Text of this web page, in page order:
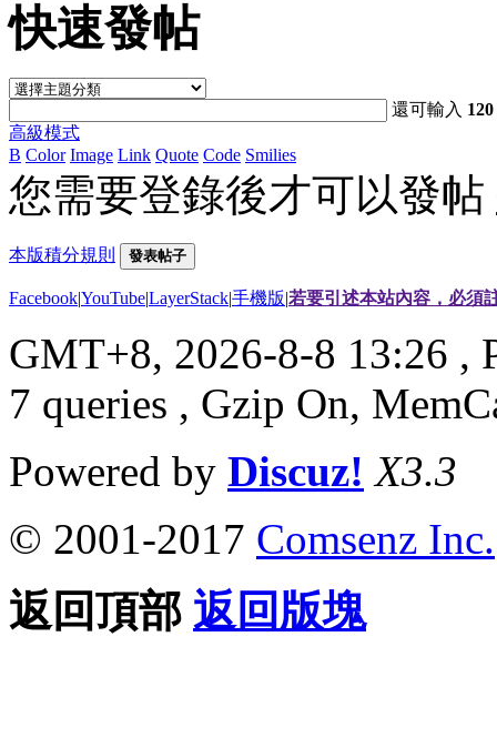
快速發帖
還可輸入 120
高級模式
B Color Image Link Quote Code Smilies
您需要登錄後才可以發帖
本版積分規則 發表帖子
Facebook|YouTube|LayerStack|手機版|若要引述本站內容，必須
GMT+8, 2026-8-8 13:26 ,
7 queries , Gzip On,
Powered by Discuz! X3.3
© 2001-2017 Comsenz Inc.
返回頂部 返回版塊